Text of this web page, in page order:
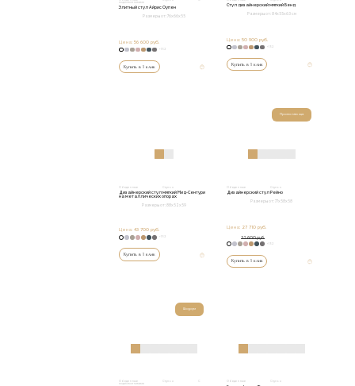
подлокотниками
Элитный стул Айрис Оупен
Размеры от:76х66х55
Цена: 56 600 руб.
+152
Купить в 1 клик
Стул дизайнерский мягкий Бенд
Размеры от: 84х55х63 см
Цена:50 900 руб.
+152
Купить в 1 клик
Обеденные Стулья
Дизайнерский стул мягкий Мид-Сентури
на металлических опорах
Размеры от: 88х52х59
Цена: 43 700 руб.
+152
Купить в 1 клик
Промо месяца
Обеденные Стулья
Дизайнерский стул Рейно
Размеры от:77х58х58
Цена:27 710 руб.
32 600 руб.
+152
Купить в 1 клик
Шоурум